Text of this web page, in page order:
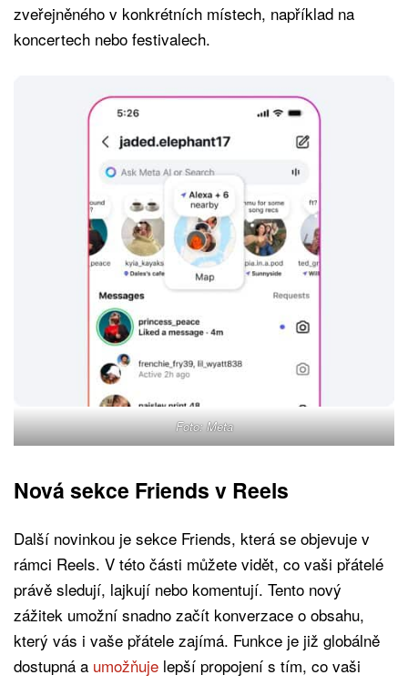
zveřejněného v konkrétních místech, například na
koncertech nebo festivalech.
Foto: Meta
Nová sekce Friends v Reels
Další novinkou je sekce Friends, která se objevuje v
rámci Reels. V této části můžete vidět, co vaši přátelé
právě sledují, lajkují nebo komentují. Tento nový
zážitek umožní snadno začít konverzace o obsahu,
který vás i vaše přátele zajímá. Funkce je již globálně
dostupná a umožňuje lepší propojení s tím, co vaši